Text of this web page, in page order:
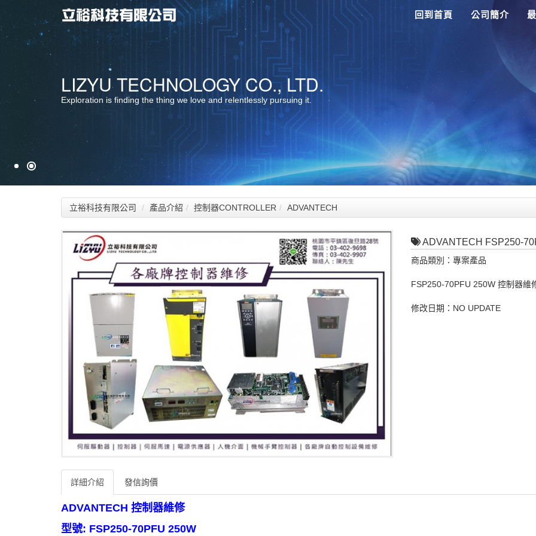
最佳服務 ‧ 最佳選擇
堅持品質 ‧ 卓越創新
LIZYU TECHNOLOGY CO., LTD.
Exploration is finding the thing we love and relentlessly pursuing it.
回到首頁 公司簡介
立裕科技有限公司 產品介紹 控制器CONTROLLER ADVANTECH
ADVANTECH FSP250-
商品類別：專案產品
FSP250-70PFU 250W 控制器維
修改日期：NO UPDATE
詳細介紹 發信詢價
ADVANTECH 控制器維修
型號: FSP250-70PFU 250W